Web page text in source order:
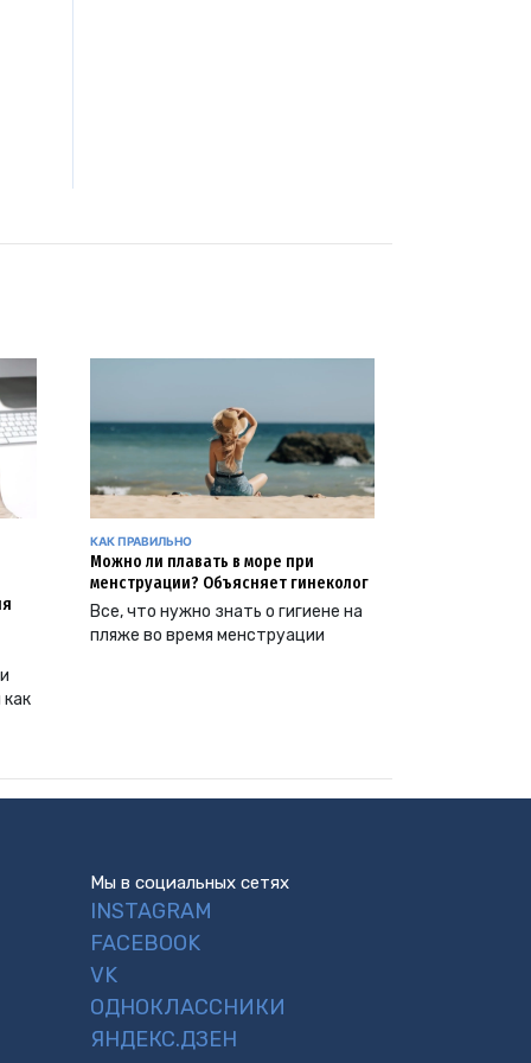
КАК ПРАВИЛЬНО
Можно ли плавать в море при
менструации? Объясняет гинеколог
Все, что нужно знать о гигиене на
пляже во время менструации
Мы в социальных сетях
INSTAGRAM
FACEBOOK
VK
ОДНОКЛАССНИКИ
ЯНДЕКС.ДЗЕН